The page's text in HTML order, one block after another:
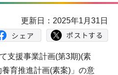
更新日：2025年1月31日
支援事業計画(第3期)(素
育推進計画(素案)」の意